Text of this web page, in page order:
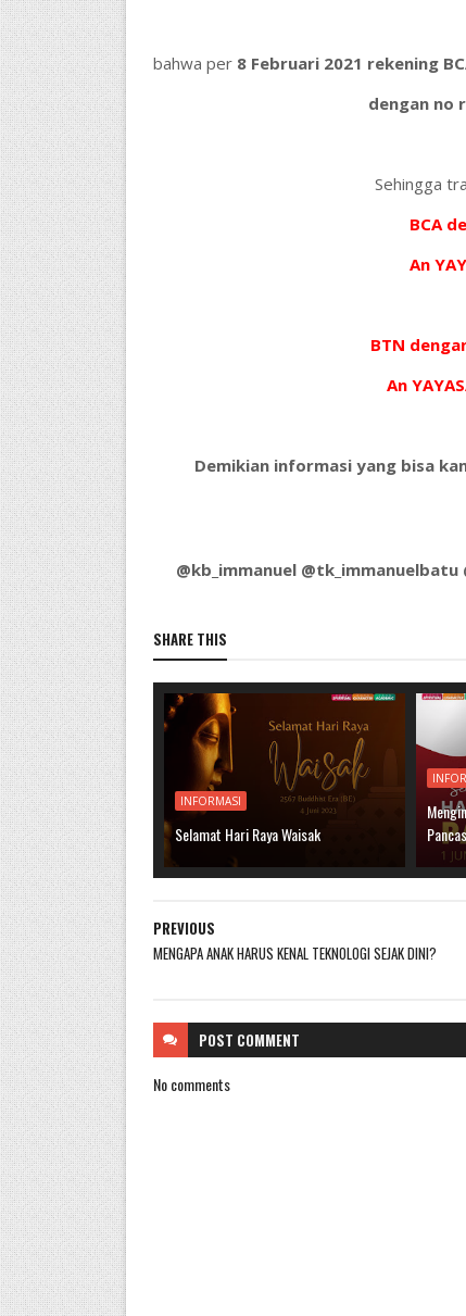
bahwa per 8 Februari 2021 rekening
dengan no
Sehingga
BCA
An
BTN
An
Demikian informasi yang bisa
@kb_immanuel @tk_immanuelbatu
SHARE THIS
INFORMASI
Selamat Hari Raya Waisak
PREVIOUS
MENGAPA ANAK HARUS KENAL TEKNOLOGI SEJAK DINI?
POST COMMENT
No comments